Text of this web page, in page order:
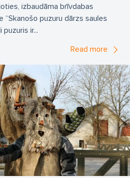
izbaudāma brīvdabas
puzuru dārzs saules
puzuris ir...
Read more